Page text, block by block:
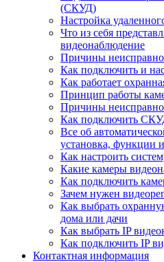
(СКУД)
Настройка
Что из себя
видеонаблюдение
Причины
Как подключить и
Как работает
Принцип работы
Причины
Как подключить
Все об
установка, функции
Как настроить
Какие камеры
Как подключить
Зачем нужен
Как выбрать
дома или дачи
Как выбрать IP
Как подключить IP
Контактная информация